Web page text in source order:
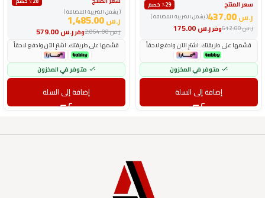
سعر المنتج
٪29 خصم
( يشمل الضريبة المضافة )
ر.س
وفرر.س ر.س612.00
قسّمها على طريقتك. اشترِ الآن وادفع لاحقاً
متوفر في المخزون
إضافة إلى السلة
( يشمل الضريبة المضافة )
ر.س1,485.00
وفرر.س ر.س2,064.00
قسّمها على طريقتك. اشترِ الآن وادفع لاحقاً
متوفر في المخزون
إضافة إلى السلة